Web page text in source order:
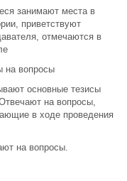
занимают места в
приветствуют
отмечаются в
на вопросы
основные тезисы
на вопросы,
в ходе проведения
на вопросы.